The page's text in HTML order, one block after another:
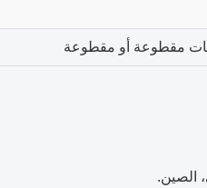
مقطوعة أو مقطوعة